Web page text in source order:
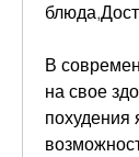
В
на свое
похудения